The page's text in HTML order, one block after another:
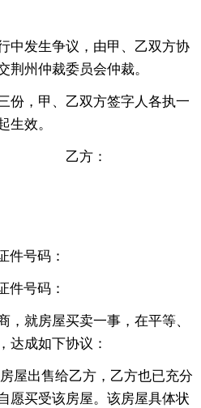
发生争议，由甲、乙双方协
荆州仲裁委员会仲裁。
，甲、乙双方签字人各执一
生效。
方：
件号码：
件号码：
，就房屋买卖一事，在平等、
达成如下协议：
屋出售给乙方，乙方也已充分
愿买受该房屋。该房屋具体状